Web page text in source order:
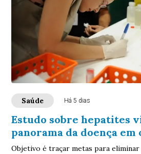
Saúde Há 5 dias
Estudo sobre hepatites
panorama da doença em
Objetivo é traçar metas para eliminar